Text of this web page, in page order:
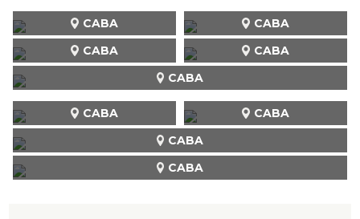
CABA CABA
CABA
CABA CABA
CABA
CABA CABA
CABA